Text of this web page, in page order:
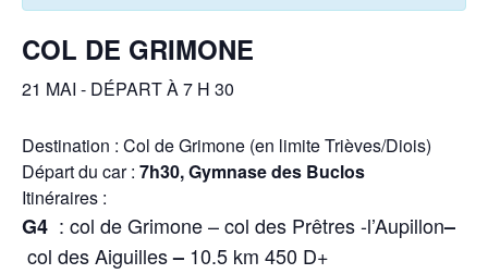
COL DE GRIMONE
21 MAI - DÉPART À 7 H 30
Destination : Col de Grimone (en limite Trièves/Diois)
Départ du car : 7h30, Gymnase des Buclos
Itinéraires :
G4 : col de Grimone – col des Prêtres -l’Aupillon–
col des Aiguilles– 10.5 km 450 D+